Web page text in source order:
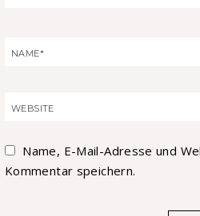
Name, E-Mail-Adresse und
Kommentar speichern.